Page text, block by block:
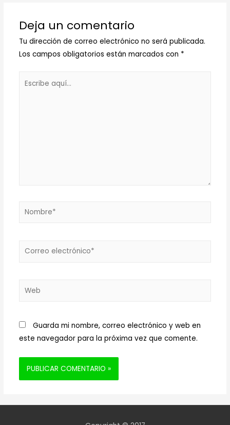
Deja un comentario
Tu dirección de correo electrónico no será publicada.
Los campos obligatorios están marcados con *
Nombre*
Correo
Web
Guarda mi nombre, correo electrónico y web en
este navegador para la próxima vez que comente.